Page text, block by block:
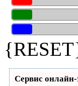
Сервис онлайн-